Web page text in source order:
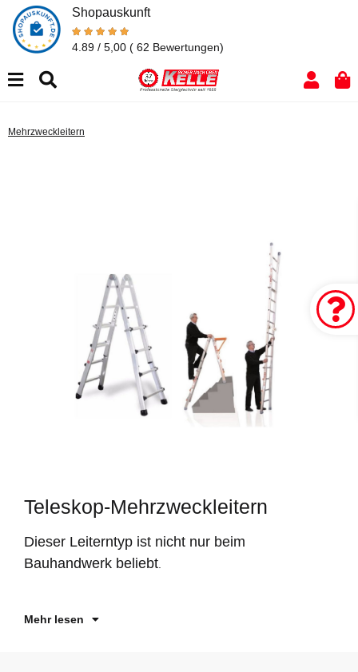
Shopauskunft
4.89 / 5,00 ( 62 Bewertungen)
Mehrzweckleitern
Teleskop-Mehrzweckleitern
Dieser Leiterntyp ist nicht nur beim
Bauhandwerk beliebt
Mehr lesen